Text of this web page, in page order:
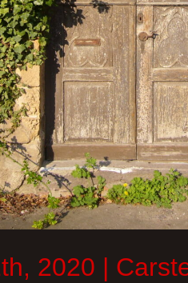
2020 |